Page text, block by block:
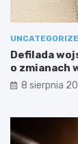
Defilada
o zmianach
8 sierpnia